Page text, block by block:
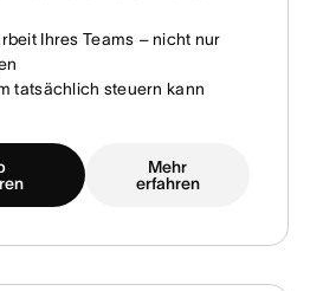
Ihres Teams – nicht nur
tatsächlich steuern kann
Mehr
erfahren